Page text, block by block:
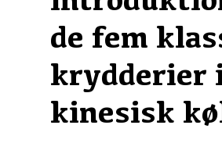
de fem
krydderier
kinesisk